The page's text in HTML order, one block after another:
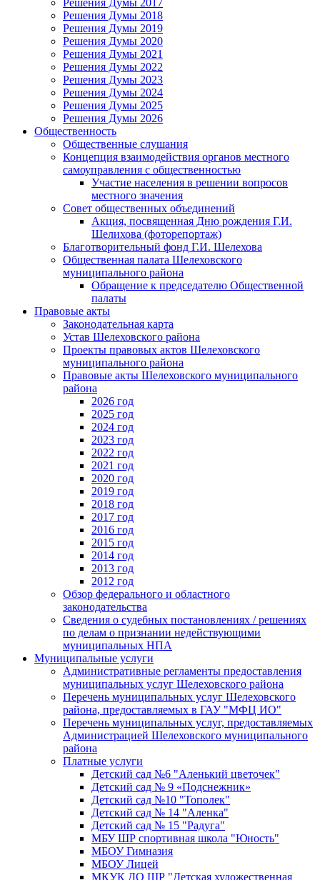
Решения Думы 2018
Решения Думы 2019
Решения Думы 2020
Решения Думы 2021
Решения Думы 2022
Решения Думы 2023
Решения Думы 2024
Решения Думы 2025
Решения Думы 2026
Общественность
Общественные слушания
Концепция взаимодействия органов местного
самоуправления с общественностью
Участие населения в решении вопросов
местного значения
Совет общественных объединений
Акция, посвященная Дню рождения Г.И.
Шелихова (фоторепортаж)
Благотворительный фонд Г.И. Шелехова
Общественная палата Шелеховского
муниципального района
Обращение к председателю Общественной
палаты
Правовые акты
Законодательная карта
Устав Шелеховского района
Проекты правовых актов Шелеховского
муниципального района
Правовые акты Шелеховского муниципального
района
2026 год
2025 год
2024 год
2023 год
2022 год
2021 год
2020 год
2019 год
2018 год
2017 год
2016 год
2015 год
2014 год
2013 год
2012 год
Обзор федерального и областного
законодательства
Сведения о судебных постановлениях / решениях
по делам о признании недействующими
муниципальных НПА
Муниципальные услуги
Административные регламенты предоставления
муниципальных услуг Шелеховского района
Перечень муниципальных услуг Шелеховского
района, предоставляемых в ГАУ "МФЦ ИО"
Перечень муниципальных услуг, предоставляемых
Администрацией Шелеховского муниципального
района
Платные услуги
Детский сад №6 "Аленький цветочек"
Детский сад № 9 «Подснежник»
Детский сад №10 "Тополек"
Детский сад № 14 "Аленка"
Детский сад № 15 "Радуга"
МБУ ШР спортивная школа "Юность"
МБОУ Гимназия
МБОУ Лицей
МКУК ДО ШР "Детская художественная